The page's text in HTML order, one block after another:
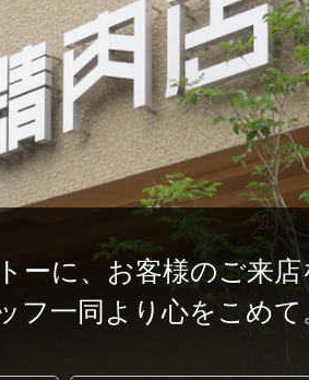
ーに、 お客様のご来
フ一同より心をこめて